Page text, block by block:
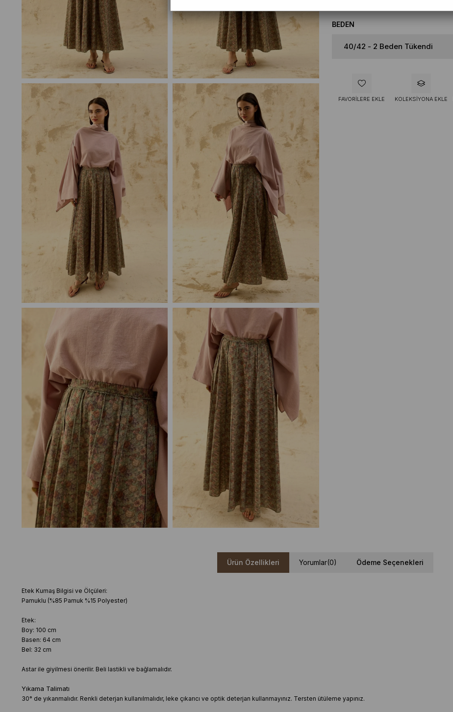
BEDEN
FAVORILERE EKLE KOLEKSIYONA EKLE
Ürün Özellikleri Yorumlar(0) Ödeme Seçenekleri
Etek Kumaş Bilgisi ve Ölçüleri:
Pamuklu (%85 Pamuk %15 Polyester)
Etek:
Boy: 100 cm
Basen: 64 cm
Bel: 32 cm
Astar ile giyilmesi önerilir. Beli lastikli ve bağlamalıdır.
Yıkama Talimatı
30° de yıkanmalıdır. Renkli deterjan kullanılmalıdır, leke çıkarıcı ve optik deterjan kullanmayınız. Tersten ütüleme yapınız.